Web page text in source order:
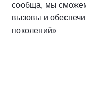
сообща, мы
вызовы и
поколений»